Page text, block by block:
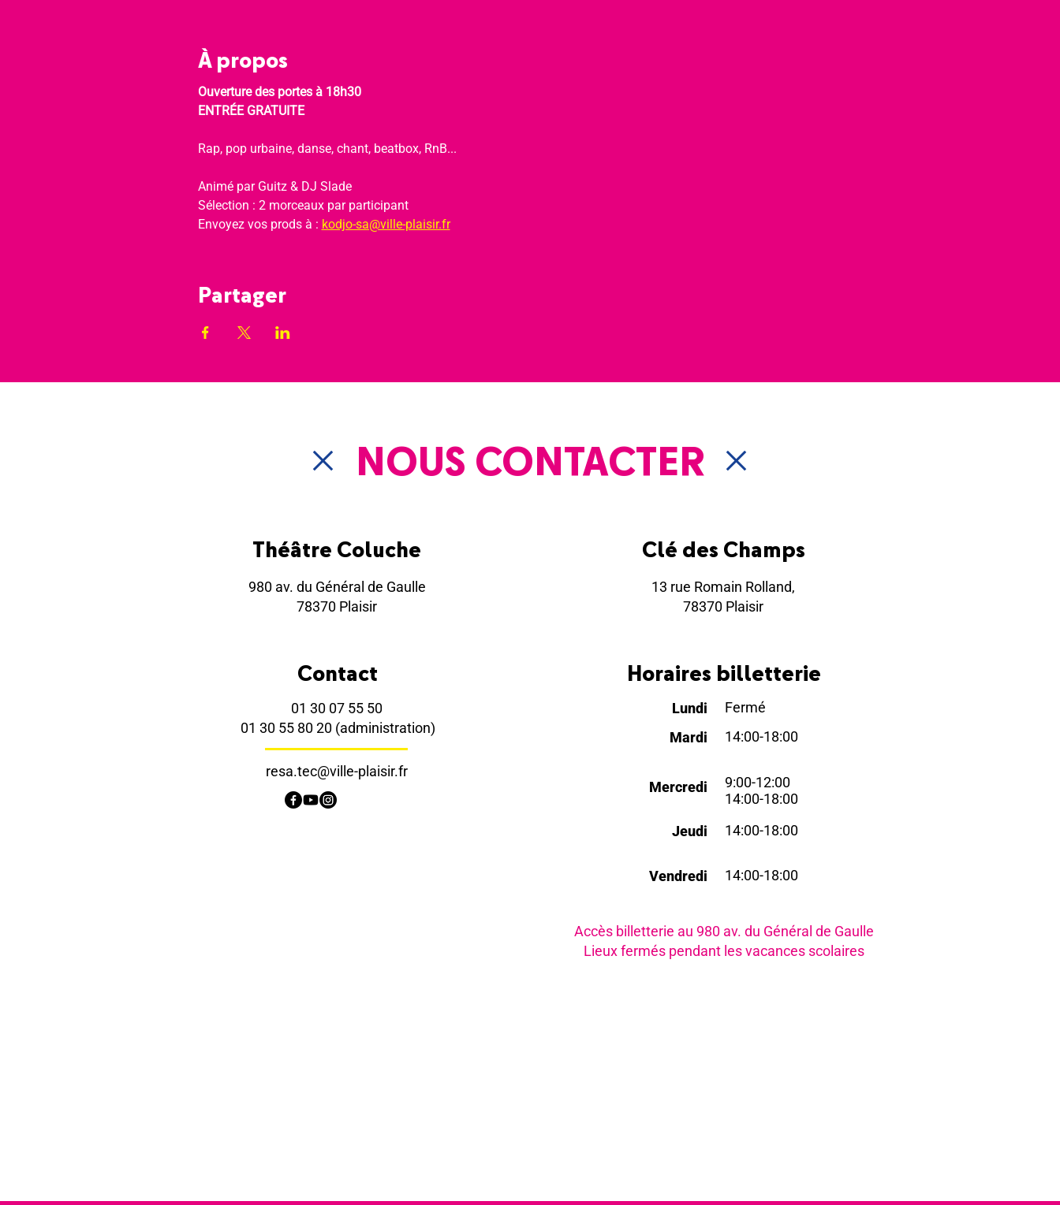
À propos
Ouverture des portes à 18h30
ENTRÉE GRATUITE
Rap, pop urbaine, danse, chant, beatbox, RnB...
Animé par Guitz & DJ Slade
Sélection : 2 morceaux par participant
Envoyez vos prods à : kodjo-sa@ville-plaisir.fr
Partager
NOUS CONTACTER
Théâtre Coluche
980 av. du Général de Gaulle
78370 Plaisir
Clé des Champs
13 rue Romain Rolland,
78370 Plaisir
Contact
01 30 07 55 50
01 30 55 80 20 (administration)
resa.tec@ville-plaisir.fr
Horaires billetterie
Lundi
Mardi
Fermé
14:00-18:00
Mercredi
9:00-12:00
14:00-18:00
Jeudi
14:00-18:00
Vendredi 14:00-18:00
Accès billetterie au 980 av. du Général de Gaulle
Lieux fermés pendant les vacances scolaires